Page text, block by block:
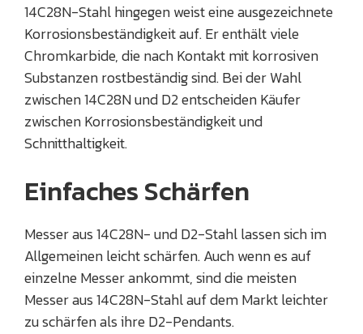
14C28N-Stahl hingegen weist eine ausgezeichnete
Korrosionsbeständigkeit auf. Er enthält viele
Chromkarbide, die nach Kontakt mit korrosiven
Substanzen rostbeständig sind. Bei der Wahl
zwischen 14C28N und D2 entscheiden Käufer
zwischen Korrosionsbeständigkeit und
Schnitthaltigkeit.
Einfaches Schärfen
Messer aus 14C28N- und D2-Stahl lassen sich im
Allgemeinen leicht schärfen. Auch wenn es auf
einzelne Messer ankommt, sind die meisten
Messer aus 14C28N-Stahl auf dem Markt leichter
zu schärfen als ihre D2-Pendants.